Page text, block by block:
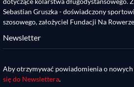
Sebastian Gruszka - doświadczony
szosowego, założyciel Fundacji Na
Newsletter
Aby otrzymywać powiadomienia o
się do Newslettera.